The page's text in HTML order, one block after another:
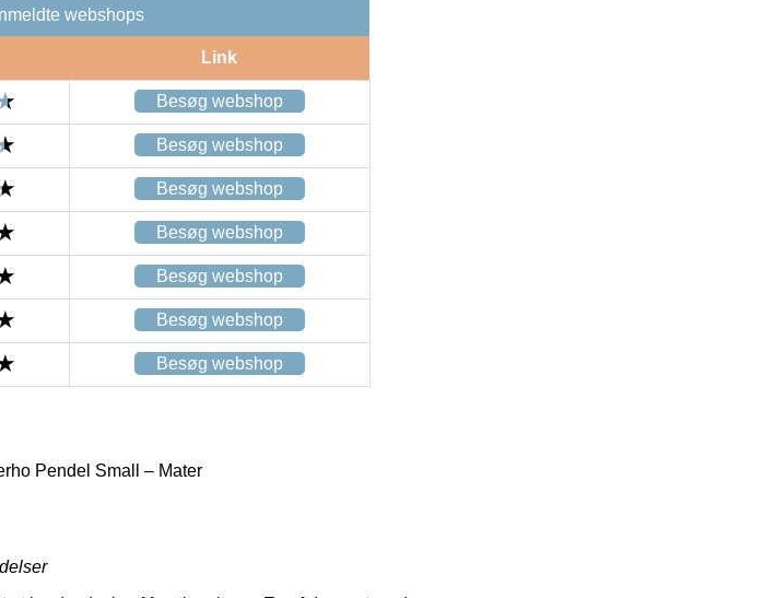
webshops
Link
Besøg webshop
Besøg webshop
Besøg webshop
Besøg webshop
Besøg webshop
Besøg webshop
Besøg webshop
Pendel Small – Mater